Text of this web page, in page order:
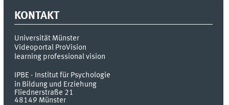
KONTAKT
Universität Münster
Videoportal ProVision
learning professional vision
IPBE · Institut für Psychologie
in Bildung und Erziehung
Fliednerstraße 21
48149 Münster